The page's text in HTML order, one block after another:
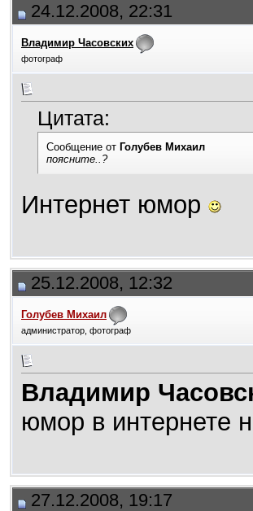
24.12.2008, 22:31
Владимир Часовских
фотограф
Цитата:
Сообщение от Голубев Михаил
поясните..?
Интернет юмор
25.12.2008, 12:32
Голубев Михаил
администратор, фотограф
Владимир
юмор в интернете
27.12.2008, 19:17